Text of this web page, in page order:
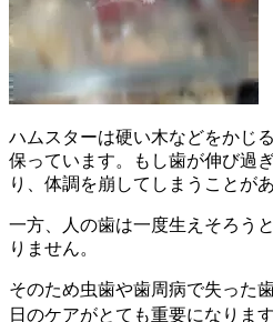
ハムスターは硬い木などをかじ
保っています。もし歯が伸び過
り、体調を崩してしまうことがあ
一方、人の歯は一度生えそろう
りません。
そのため虫歯や歯周病で失った
日のケアがとても重要になりま